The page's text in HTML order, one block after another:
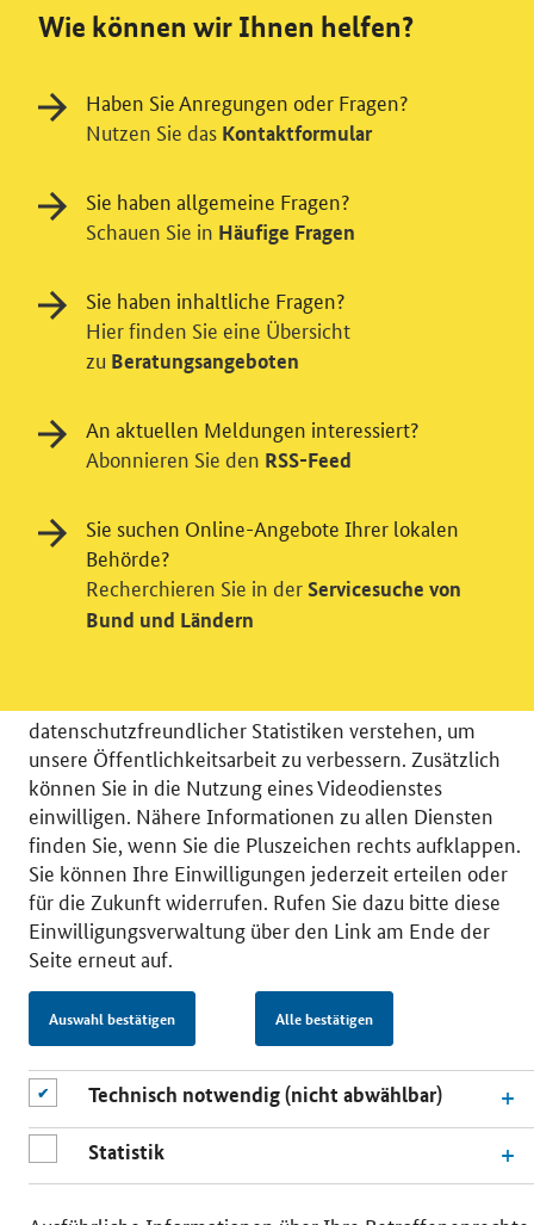
© 2026 Bundesministerium für Wirtschaft und Energie
RSS
Benutzerhinweise
Inhaltsverzeichnis
Impressum
Barrierefreiheit
Datenschutz
Einwilligungsverwaltung
Einwilligung in Tracking und / oder
Videodienst
datenschutzfreundlicher Statistiken verstehen, um
unsere Öffentlichkeitsarbeit zu verbessern. Zusätzlich
können Sie in die Nutzung eines Videodienstes
einwilligen. Nähere Informationen zu allen Diensten
finden Sie, wenn Sie die Pluszeichen rechts aufklappen.
Sie können Ihre Einwilligungen jederzeit erteilen oder
für die Zukunft widerrufen. Rufen Sie dazu bitte diese
Einwilligungsverwaltung über den Link am Ende der
Seite erneut auf.
Auswahl bestätigen Alle bestätigen
Technisch notwendig (nicht abwählbar)
Statistik
Wie können wir Ihnen helfen?
Haben Sie Anregungen oder Fragen?
Nutzen Sie das Kontaktformular
Sie haben allgemeine Fragen?
Schauen Sie in Häufige Fragen
Sie haben inhaltliche Fragen?
Hier finden Sie eine Übersicht
zu Beratungsangeboten
An aktuellen Meldungen interessiert?
Abonnieren Sie den RSS-Feed
Sie suchen Online-Angebote Ihrer lokalen
Behörde?
Recherchieren Sie in der Servicesuche von
Bund und Ländern